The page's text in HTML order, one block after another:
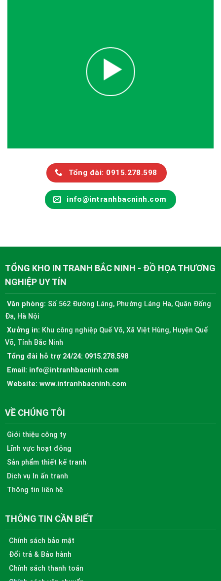
Tổng đài: 0915.278.598
info@intranhbacninh.com
TỔNG KHO IN TRANH BẮC NINH - ĐỒ HỌA THƯƠNG
NGHIỆP UY TÍN
Văn phòng: Số 562 Đường Láng, Phường Láng Hạ, Quận Đống
Đa, Hà Nội
Xưởng in: Khu công nghiệp Quế Võ, Xã Việt Hùng, Huyện Quế
Võ, Tỉnh Bắc Ninh
Tổng đài hỗ trợ 24/24: 0915.278.598
Email: info@intranhbacninh.com
Website: www.intranhbacninh.com
VỀ CHÚNG TÔI
Giới thiệu công ty
Lĩnh vực hoạt động
Sản phẩm thiết kế tranh
Dịch vụ In ấn tranh
Thông tin liên hệ
THÔNG TIN CẦN BIẾT
Chính sách bảo mật
Đổi trả & Bảo hành
Chính sách thanh toán